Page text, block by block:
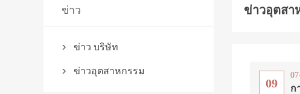
ข่าวอุตสา
09 ก
ข่าว
 ข่าว บริษัท
 ข่าวอุตสาหกรรม